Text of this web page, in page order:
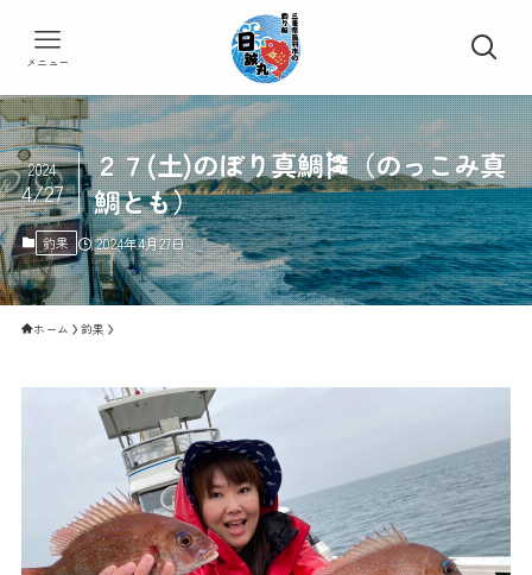
メニュー
２７(土)のぼり真鯛🎏（のっこみ真
鯛とも）
2024
4/27
釣果 2024年4月27日
ホーム 釣果